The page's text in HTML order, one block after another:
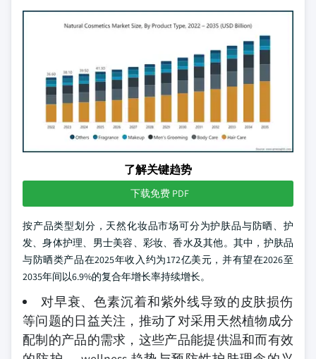
了解关键趋势
下载免费 PDF
按产品类型划分，天然化妆品市场可分为护肤品与防晒、护
发、身体护理、男士美容、彩妆、香水及其他。其中，护肤品
与防晒类产品在2025年收入约为172亿美元，并有望在2026至
2035年间以6.9%的复合年增长率持续增长。
对早衰、色素沉着和紫外线导致的皮肤损伤
等问题的日益关注，推动了对采用天然植物成分
配制的产品的需求，这些产品能提供温和而有效